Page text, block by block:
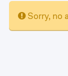
Sorry, no